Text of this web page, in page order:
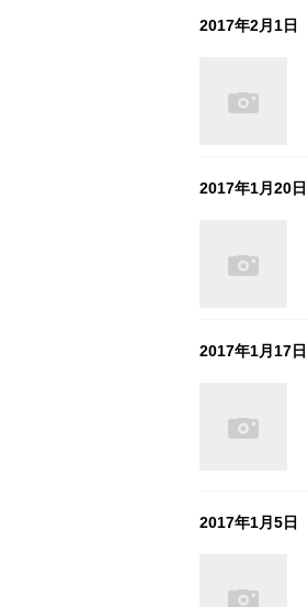
2017年2月1日
2017年1月20日
2017年1月17日
2017年1月5日